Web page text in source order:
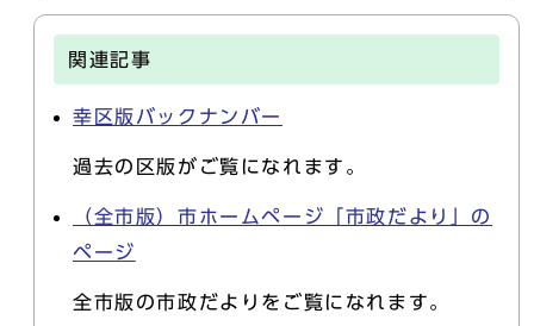
関連記事
幸区版バックナンバー
過去の区版がご覧になれます。
（全市版）市ホームページ「市政だより」の
ページ
全市版の市政だよりをご覧になれます。